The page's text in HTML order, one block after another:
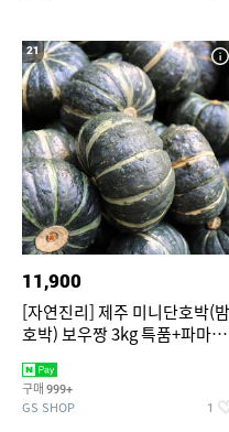
21
11,900
[자연진리] 제주 미니단호박(밤
호박) 보우짱 3kg 특품+파마산
구매 999+
GS SHOP 1